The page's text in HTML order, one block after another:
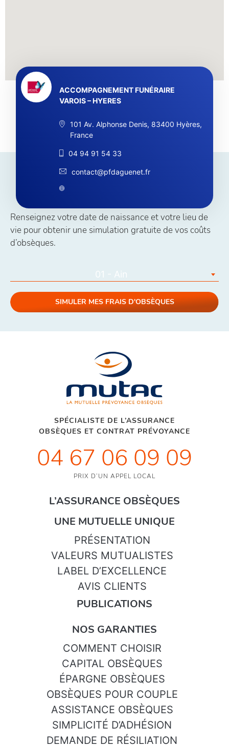
ACCOMPAGNEMENT FUNÉRAIRE
VAROIS – HYERES
101 Av. Alphonse Denis, 83400 Hyères,
France
04 94 91 54 33
contact@pfdaguenet.fr
Simuler vos coûts obsèques
Renseignez votre date de naissance et votre lieu de
vie pour obtenir une simulation gratuite de vos coûts
d’obsèques.
01 - Ain
SIMULER MES FRAIS D'OBSÈQUES
SPÉCIALISTE DE L’ASSURANCE
OBSÈQUES ET CONTRAT PRÉVOYANCE
04 67 06 09 09
PRIX D’UN APPEL LOCAL
L’ASSURANCE OBSÈQUES
UNE MUTUELLE UNIQUE
PRÉSENTATION
VALEURS MUTUALISTES
LABEL D’EXCELLENCE
AVIS CLIENTS
PUBLICATIONS
NOS GARANTIES
COMMENT CHOISIR
CAPITAL OBSÈQUES
ÉPARGNE OBSÈQUES
OBSÈQUES POUR COUPLE
ASSISTANCE OBSÈQUES
SIMPLICITÉ D’ADHÉSION
DEMANDE DE RÉSILIATION